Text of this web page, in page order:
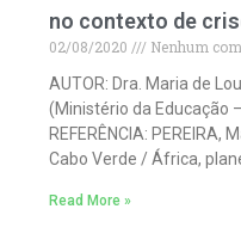
no contexto de
02/08/2020
Nenhum
AUTOR: Dra. Maria de
(Ministério da Educação
REFERÊNCIA:
Cabo Verde / África,
Read More »